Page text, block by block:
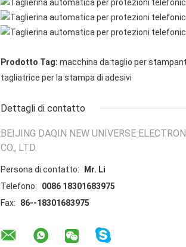
Prodotto Tag: macchina da taglio per
tagliatrice per la stampa di adesivi
Dettagli di contatto
BEIJING DAQIN NEW UNIVERSE
CO., LTD.
Persona di contatto:
Mr. Li
Telefono:
0086 18301683975
Fax:
86--18301683975